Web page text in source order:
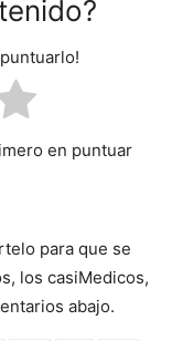
en puntuar
para que se
los casiMedicos,
abajo.